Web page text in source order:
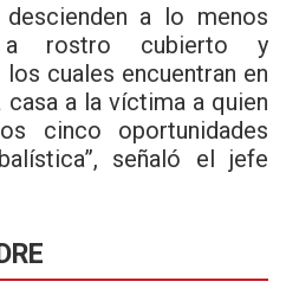
a lo menos
a rostro cubierto y
cuales encuentran en
a la víctima a quien
cinco oportunidades
señaló el jefe